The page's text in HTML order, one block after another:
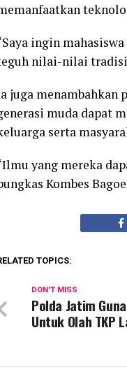
ingin
nilai-nilai
juga menambahkan
muda dapat
serta
yang mereka
Kombes
TOPICS:
DON'T MISS
Polda Jatim
Untuk Olah TKP